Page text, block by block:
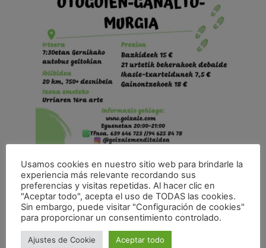
Lugar de salida: el sábado, a las 07:30 h, en la
estación de autobuses de Gernika. Inscripción: hasta
el 16 de octubre. Precio: Socios: 15 € / Menores de
21 años: gratis / Estudiantes: 7,5 € / El resto: 18 € .
Recorrido: 20 km, 750+ de desnivel.
Usamos cookies en nuestro sitio web para brindarle la
experiencia más relevante recordando sus
preferencias y visitas repetidas. Al hacer clic en
"Aceptar todo", acepta el uso de TODAS las cookies.
Sin embargo, puede visitar "Configuración de cookies"
para proporcionar un consentimiento controlado.
Ajustes de Cookie Aceptar todo